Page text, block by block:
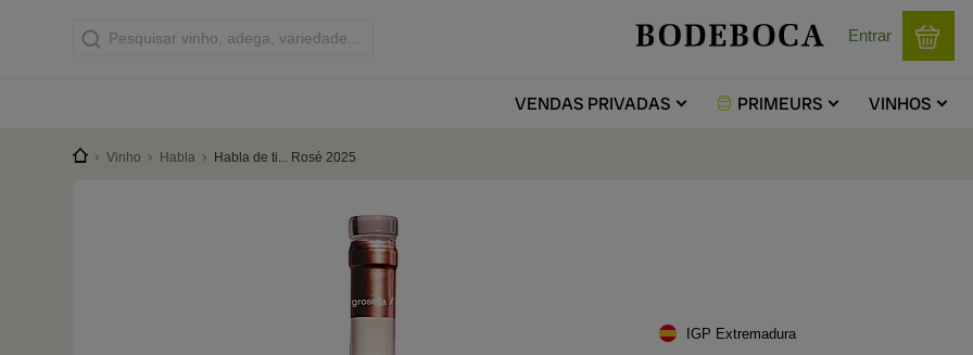
Entrar
VENDASPRIVADAS PRIMEURS VINHOS
Vinho Habla Habla de ti... Rosé 2025
IGP Extremadura